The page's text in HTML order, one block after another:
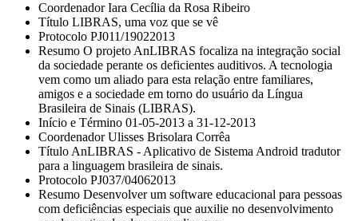
Coordenador Iara Cecília da Rosa Ribeiro
Título LIBRAS, uma voz que se vê
Protocolo PJ011/19022013
Resumo O projeto AnLIBRAS focaliza na integração social
da sociedade perante os deficientes auditivos. A tecnologia
vem como um aliado para esta relação entre familiares,
amigos e a sociedade em torno do usuário da Língua
Brasileira de Sinais (LIBRAS).
Início e Término 01-05-2013 a 31-12-2013
Coordenador Ulisses Brisolara Corrêa
Título AnLIBRAS - Aplicativo de Sistema Android tradutor
para a linguagem brasileira de sinais.
Protocolo PJ037/04062013
Resumo Desenvolver um software educacional para pessoas
com deficiências especiais que auxilie no desenvolvimento